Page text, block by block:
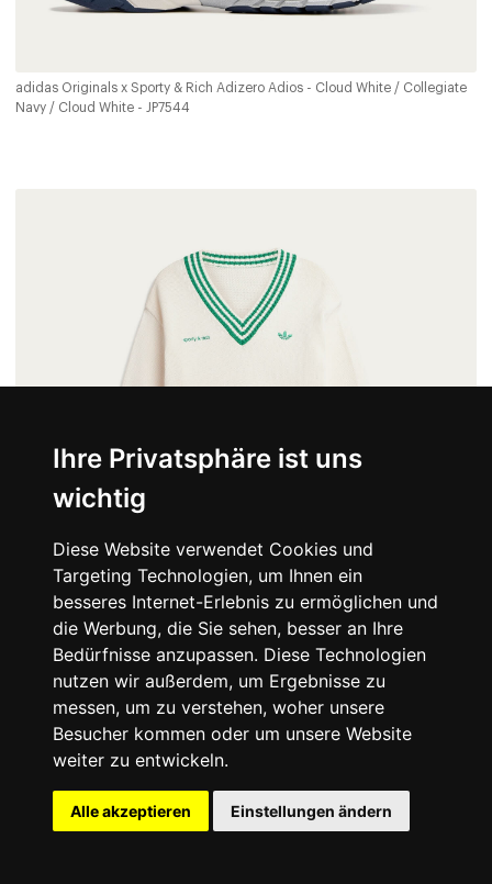
Ihre Privatsphäre ist uns
wichtig
Diese Website verwendet Cookies und
Targeting Technologien, um Ihnen ein
besseres Internet-Erlebnis zu ermöglichen und
die Werbung, die Sie sehen, besser an Ihre
Bedürfnisse anzupassen. Diese Technologien
nutzen wir außerdem, um Ergebnisse zu
messen, um zu verstehen, woher unsere
Besucher kommen oder um unsere Website
weiter zu entwickeln.
Alle akzeptieren Einstellungen ändern
adidas Originals x Sporty & Rich Adizero Adios - Cloud White / Collegiate
Navy / Cloud White - JP7544